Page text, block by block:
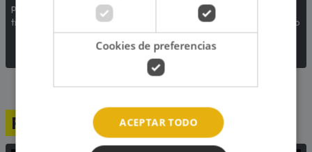
preocupación por su imagen
tras el estreno de 'Petal'.
lucha contra el hambre en el
Perú, con el respaldo del Banco
de Alimentos.
Programación
Cookies de preferencias
ACEPTAR TODO